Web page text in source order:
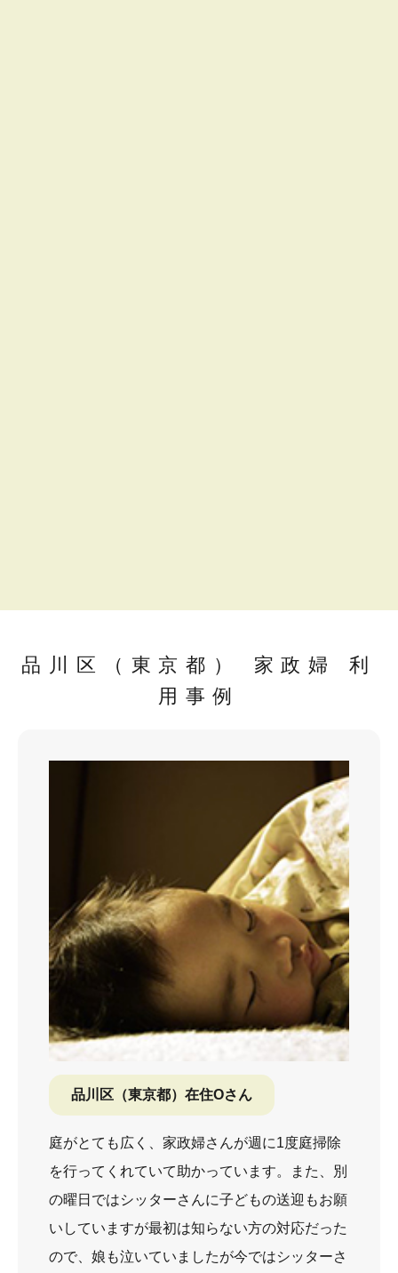
品川区（東京都） 家政婦 利
用事例
品川区（東京都）在住Oさん
庭がとても広く、家政婦さんが週に1度庭掃除
を行ってくれていて助かっています。また、別
の曜日ではシッターさんに子どもの送迎もお願
いしていますが最初は知らない方の対応だった
ので、娘も泣いていましたが今ではシッターさ